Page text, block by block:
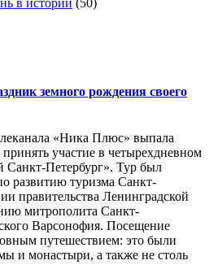
земного рождения своего
«Ника Плюс» выпала
участие в четырехдневном
Санкт-Петербург». Тур был
развитию туризма Санкт-
правительства Ленинградской
митрополита Санкт-
Варсонофия. Посещение
путешествием: это были
и монастыри, а также не столь